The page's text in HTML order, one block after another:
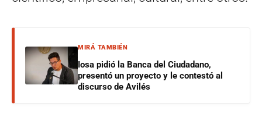
MIRÁ TAMBIÉN
Iosa pidió la Banca del Ciudadano,
presentó un proyecto y le contestó al
discurso de Avilés